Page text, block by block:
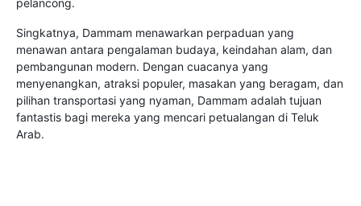
pelancong.
Singkatnya, Dammam menawarkan perpaduan yang
menawan antara pengalaman budaya, keindahan alam, dan
pembangunan modern. Dengan cuacanya yang
menyenangkan, atraksi populer, masakan yang beragam, dan
pilihan transportasi yang nyaman, Dammam adalah tujuan
fantastis bagi mereka yang mencari petualangan di Teluk
Arab.